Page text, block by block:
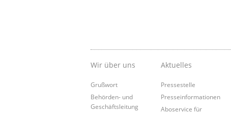
Wir über uns
Grußwort
Behörden- und
Geschäftsleitung
Aktuelles
Pressestelle
Presseinformationen
Aboservice für